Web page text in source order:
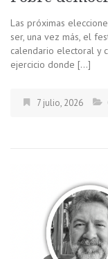
Las próximas
ser, una vez más, el
calendario electoral y
ejercicio donde […]
7 julio, 2026